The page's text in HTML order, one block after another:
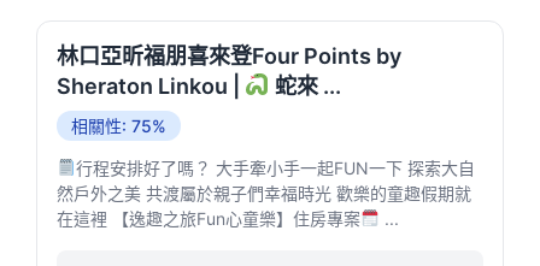
林口亞昕福朋喜來登Four Points by
Sheraton Linkou |
蛇來 ...
相關性: 75%
行程安排好了嗎？ 大手牽小手一起FUN一下 探索大自
然戶外之美 共渡屬於親子們幸福時光 歡樂的童趣假期就
在這裡 【逸趣之旅Fun心童樂】住房專案
...